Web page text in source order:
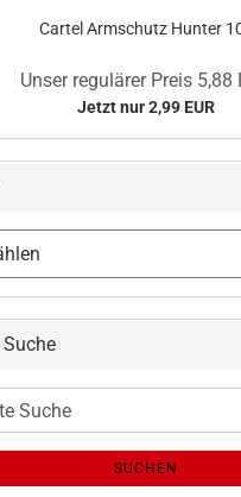
Cartel Armschutz Hunter
Unser regulärer Preis 5,88
Jetzt nur 2,99 EUR
SUCHEN